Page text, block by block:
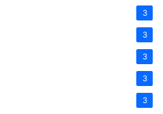
3
3
3
3
3